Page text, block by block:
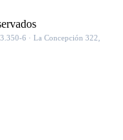
6 · La Concepción 322,